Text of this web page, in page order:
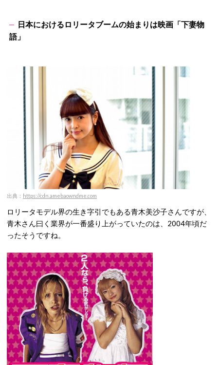
日本におけるロリータブームの始まりは映画「下妻物
語」
出典： https://cdn.amebaowndme.com
ロリータモデル界の生き字引でもある青木美沙子さんですが、
青木さん曰く業界が一番盛り上がっていたのは、2004年頃だ
ったそうですね。